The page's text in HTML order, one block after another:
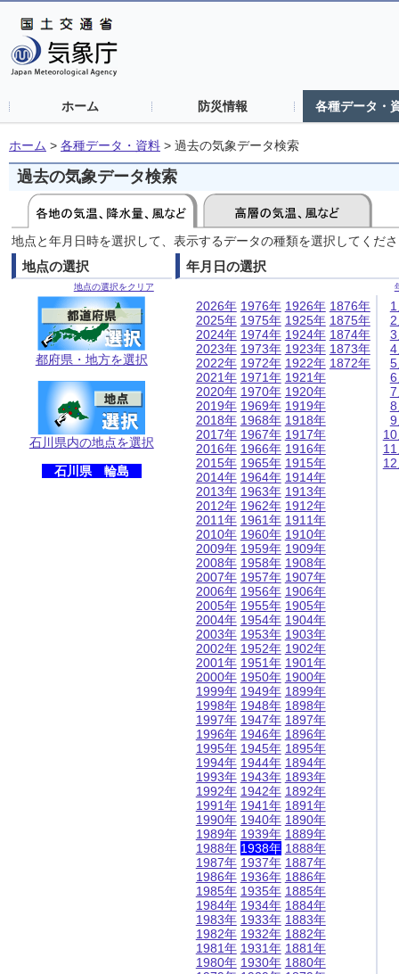
ホーム 防災情報 各種データ・
ホーム > 各種データ・資料 > 過去の気象データ検索
過去の気象データ検索
地点と年月日時を選択して、表示するデータの種類を選択してくだ
地点の選択
地点の選択をクリア
都府県・地方を選択
石川県内の地点を選択
石川県 輪島
年月日の選択
2026年
2025年
2024年
2023年
2022年
2021年
2020年
2019年
2018年
2017年
2016年
2015年
2014年
2013年
2012年
2011年
2010年
2009年
2008年
2007年
2006年
2005年
2004年
2003年
2002年
2001年
2000年
1999年
1998年
1997年
1996年
1995年
1994年
1993年
1992年
1991年
1990年
1989年
1988年
1987年
1986年
1985年
1984年
1983年
1982年
1981年
1980年
1976年
1975年
1974年
1973年
1972年
1971年
1970年
1969年
1968年
1967年
1966年
1965年
1964年
1963年
1962年
1961年
1960年
1959年
1958年
1957年
1956年
1955年
1954年
1953年
1952年
1951年
1950年
1949年
1948年
1947年
1946年
1945年
1944年
1943年
1942年
1941年
1940年
1939年
1938年
1937年
1936年
1935年
1934年
1933年
1932年
1931年
1930年
1926年
1925年
1924年
1923年
1922年
1921年
1920年
1919年
1918年
1917年
1916年
1915年
1914年
1913年
1912年
1911年
1910年
1909年
1908年
1907年
1906年
1905年
1904年
1903年
1902年
1901年
1900年
1899年
1898年
1897年
1896年
1895年
1894年
1893年
1892年
1891年
1890年
1889年
1888年
1887年
1886年
1885年
1884年
1883年
1882年
1881年
1880年
1876年
1875年
1874年
1873年
1872年